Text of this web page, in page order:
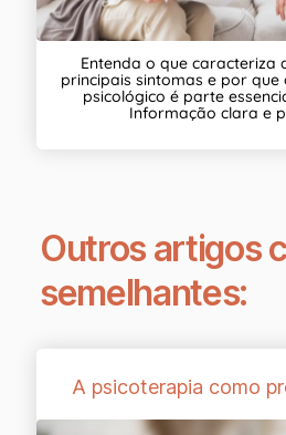
Entenda o que caracteriza
principais sintomas e por
psicológico é parte
Informação clara e
Outros artigos
semelhantes:
A psicoterapia como